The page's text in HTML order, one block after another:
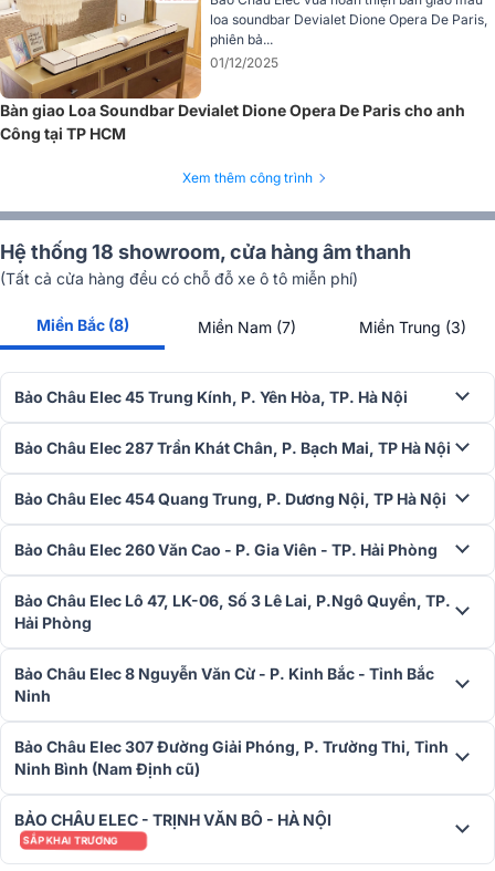
Loa sở hữu thiết kế với màu trắng mạ bạc cao cấp, với thiết kế đẹp,
âm thanh mạnh mẽ kết hợp với nhiều công nghệ tiên tiến được nâng
cấp từLoa DevialetPhantom Classic xưa, chắc chắn sẽ giúp
đem lại một trải nghiệm âm thanh Hi-End hoàn hảo và đỉnh cao hơn
nữa cho quý khách.
Tất cả các chi tiết được chế tạo tỉ mỉ, chất lượng, đáp ứng mọi nhu
cầu sử dụng, có thể sử dụng loa như một vật trang trí tuyệt vời. Mặt
cấp RAL 9016 màu trắng cho một thiết kế hoàn hảo.
Đánh giá chất lượng Loa Devialet Phantom I 103DB
Light Chrome
Trang bị hệ thống linh kiện cao cấp
loa soundbar Devialet Dione Opera De Paris,
phiên bả...
01/12/2025
Bàn giao Loa Soundbar Devialet Dione Opera De Paris cho anh
Công tại TP HCM
Xem thêm công trình
Hệ thống 18 showroom, cửa hàng âm thanh
(Tất cả cửa hàng đều có chỗ đỗ xe ô tô miễn phí)
Miền Bắc (8) Miền Nam (7) Miền Trung (3)
Bảo Châu Elec 45 Trung Kính, P. Yên Hòa, TP. Hà Nội
Bảo Châu Elec 287 Trần Khát Chân, P. Bạch Mai, TP Hà Nội
Bảo Châu Elec 454 Quang Trung, P. Dương Nội, TP Hà Nội
Bảo Châu Elec 260 Văn Cao - P. Gia Viên - TP. Hải Phòng
Bảo Châu Elec Lô 47, LK-06, Số 3 Lê Lai, P.Ngô Quyền, TP.
Hải Phòng
Bảo Châu Elec 8 Nguyễn Văn Cừ - P. Kinh Bắc - Tỉnh Bắc
Ninh
Bảo Châu Elec 307 Đường Giải Phóng, P. Trường Thi, Tỉnh
Ninh Bình (Nam Định cũ)
BẢO CHÂU ELEC - TRỊNH VĂN BÔ - HÀ NỘI
SẮP KHAI TRƯƠNG